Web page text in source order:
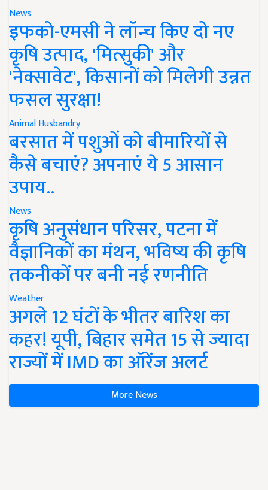
News
इफको-एमसी ने लॉन्च किए दो नए
कृषि उत्पाद, 'मित्सुकी' और
'नेक्सावेट', किसानों को मिलेगी उन्नत
फसल सुरक्षा!
Animal Husbandry
बरसात में पशुओं को बीमारियों से
कैसे बचाएं? अपनाएं ये 5 आसान
उपाय..
News
कृषि अनुसंधान परिसर, पटना में
वैज्ञानिकों का मंथन, भविष्य की कृषि
तकनीकों पर बनी नई रणनीति
Weather
अगले 12 घंटों के भीतर बारिश का
कहर! यूपी, बिहार समेत 15 से ज्यादा
राज्यों में IMD का ऑरेंज अलर्ट
More News